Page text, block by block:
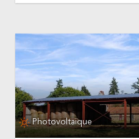
Photovoltaïque